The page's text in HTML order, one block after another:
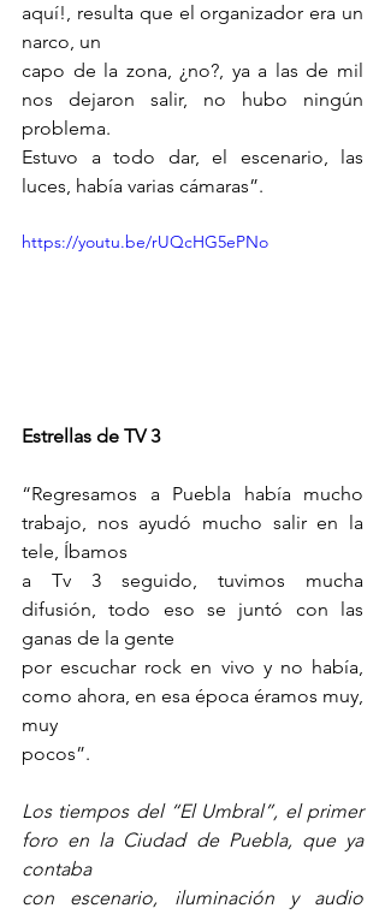
aquí!, resulta que el organizador era un
narco, un
capo de la zona, ¿no?, ya a las de mil
nos dejaron salir, no hubo ningún
problema.
Estuvo a todo dar, el escenario, las
luces, había varias cámaras”.
https://youtu.be/rUQcHG5ePNo
Estrellas de TV 3
“Regresamos a Puebla había mucho
trabajo, nos ayudó mucho salir en la
tele, Íbamos
a Tv 3 seguido, tuvimos mucha
difusión, todo eso se juntó con las
ganas de la gente
por escuchar rock en vivo y no había,
como ahora, en esa época éramos muy,
muy
pocos”.
Los tiempos del “El Umbral”, el primer
foro en la Ciudad de Puebla, que ya
contaba
con escenario, iluminación y audio